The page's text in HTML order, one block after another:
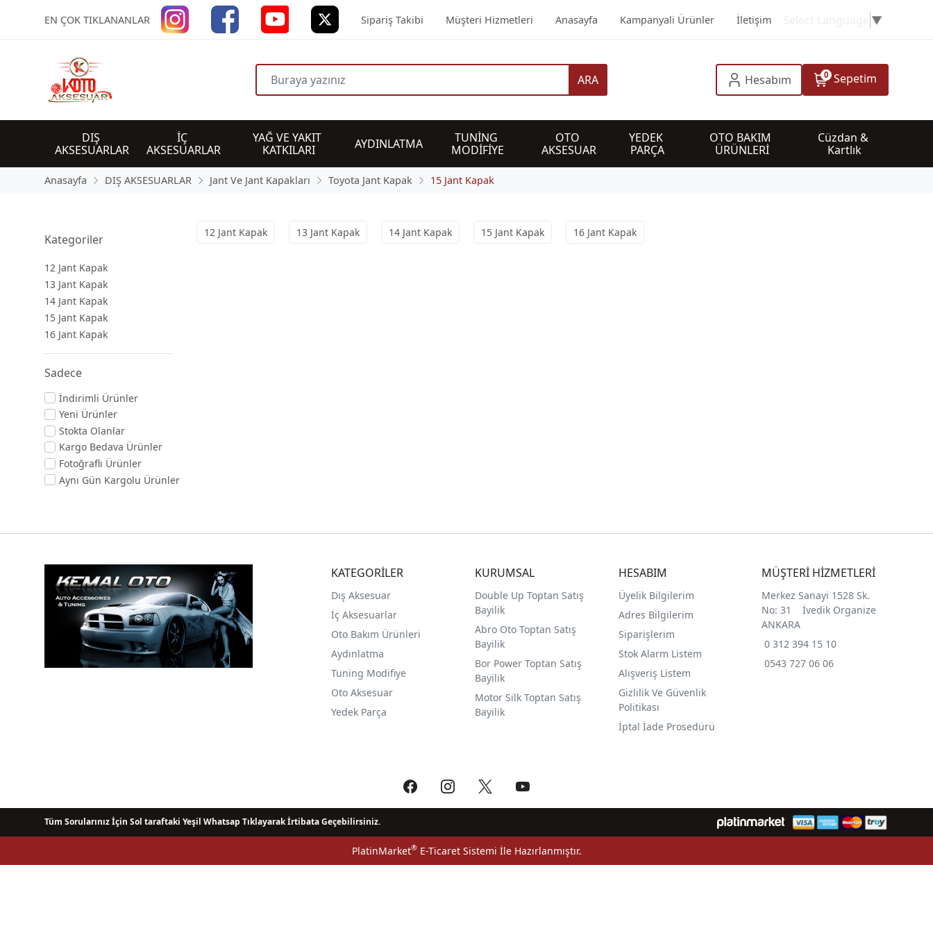
EN ÇOK TIKLANANLAR Sipariş Takibi Müşteri Hizmetleri Anasayfa Kampanyali Ürünler İletişim ▼
ARA Hesabım 0 Sepetim
DIŞ
AKSESUARLAR
İÇ
AKSESUARLAR
YAĞ VE YAKIT
KATKILARI
AYDINLATMA
TUNİNG
MODİFİYE
OTO
AKSESUAR
YEDEK
PARÇA
OTO BAKIM
ÜRÜNLERİ
Cüzdan &
Kartlık
Anasayfa DIŞ AKSESUARLAR Jant Ve Jant Kapakları Toyota Jant Kapak 15 Jant Kapak
Kategoriler
12 Jant Kapak
13 Jant Kapak
14 Jant Kapak
15 Jant Kapak
16 Jant Kapak
Sadece
İndirimli Ürünler
Yeni Ürünler
Stokta Olanlar
Kargo Bedava Ürünler
Fotoğraflı Ürünler
Aynı Gün Kargolu Ürünler
12 Jant Kapak 13 Jant Kapak 14 Jant Kapak 15 Jant Kapak 16 Jant Kapak
KATEGORİLER
Dış Aksesuar
İç Aksesuarlar
Oto Bakım Ürünleri
Aydınlatma
Tuning Modifiye
Oto Aksesuar
Yedek Parça
KURUMSAL
Double Up Toptan Satış
Bayilik
Abro Oto Toptan Satış
Bayilik
Bor Power Toptan Satış
Bayilik
Motor Silk Toptan Satış
Bayilik
HESABIM
Üyelik Bilgilerim
Adres Bilgilerim
Siparişlerim
Stok Alarm Listem
Alışveriş Listem
Gizlilik Ve Güvenlik
Politikası
İptal İade Prosedürü
MÜŞTERİ HİZMETLERİ
Merkez Sanayi 1528 Sk.
No: 31 İvedik Organize
ANKARA
0 312 394 15 10
0543 727 06 06
Tüm Sorularınız İçin Sol taraftaki Yeşil Whatsap Tıklayarak İrtibata Geçebilirsiniz.
PlatinMarket®E-Ticaret Sistemi İle Hazırlanmıştır.